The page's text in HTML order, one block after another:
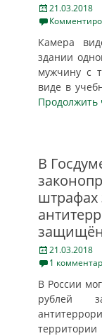
Posted
on
21.03.2018
Камера
здании
мужчину с
виде в
Продолжить
В
штрафах
Posted
on
21.03.2018
1
В России
рублей